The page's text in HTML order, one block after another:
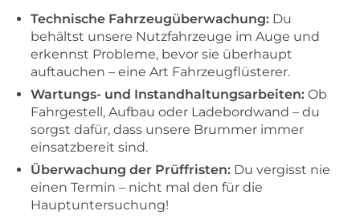
Technische Fahrzeugüberwachung: Du
behältst unsere Nutzfahrzeuge im Auge und
erkennst Probleme, bevor sie überhaupt
auftauchen – eine Art Fahrzeugflüsterer.
Wartungs- und Instandhaltungsarbeiten: Ob
Fahrgestell, Aufbau oder Ladebordwand – du
sorgst dafür, dass unsere Brummer immer
einsatzbereit sind.
Überwachung der Prüffristen: Du vergisst nie
einen Termin – nicht mal den für die
Hauptuntersuchung!